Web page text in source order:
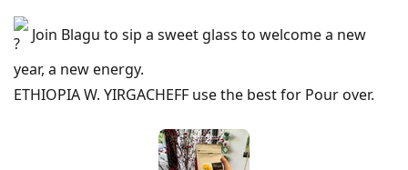
Join Blagu to sip a sweet glass to welcome a new
year, a new energy.
ETHIOPIA W. YIRGACHEFF use the best for Pour over.